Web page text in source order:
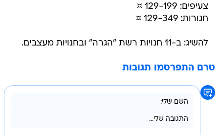
צעיפים: 129-199 ¤
חגורות: 129-349 ¤
להשיג: ב-11 חנויות רשת "הגרה" ובחנויות מעצבים.
טרם התפרסמו תגובות